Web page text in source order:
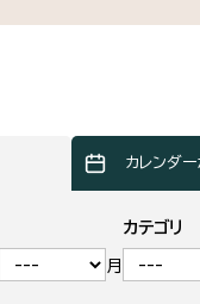
カレンダ
月
カテゴリ